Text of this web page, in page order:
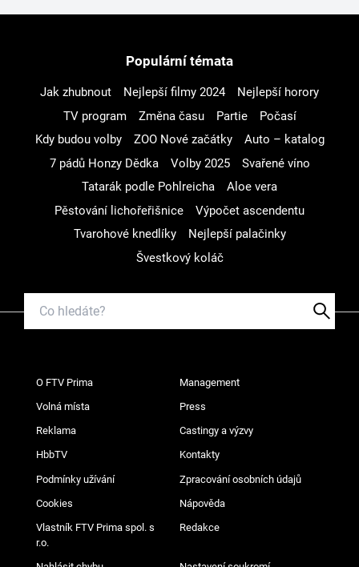
Populární témata
Jak zhubnout Nejlepší filmy 2024
Nejlepší horory
TV program
Změna času Partie
Počasí
Kdy budou volby
ZOO Nové začátky
Auto – katalog
7 pádů Honzy Dědka
Volby 2025
Svařené víno
Tatarák podle Pohlreicha
Aloe vera
Pěstování lichořeřišnice
Výpočet ascendentu
Tvarohové knedlíky
Nejlepší palačinky
Švestkový koláč
O FTV Prima Management
Volná místa Press
Reklama Castingy a výzvy
HbbTV Kontakty
Podmínky užívání Zpracování osobních údajů
Cookies Nápověda
Vlastník FTV Prima spol. s
r.o.
Redakce